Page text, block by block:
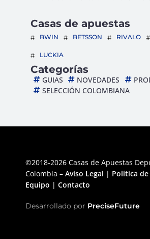
Casas de apuestas
BWIN BETSSON RIVALO
LUCKIA
Categorías
GUIAS NOVEDADES
SELECCIÓN COLOMBIANA
©2018-2026 Casas de Apuestas
Colombia – Aviso Legal | Política
Equipo | Contacto
Desarrollado por PreciseFuture